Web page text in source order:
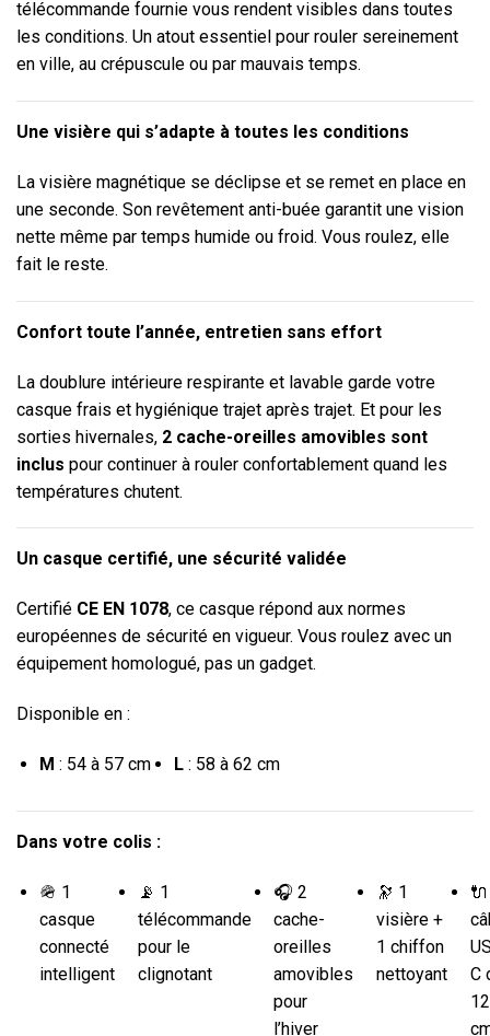
télécommande fournie vous rendent visibles dans toutes
les conditions. Un atout essentiel pour rouler sereinement
en ville, au crépuscule ou par mauvais temps.
Une visière qui s’adapte à toutes les conditions
La visière magnétique se déclipse et se remet en place en
une seconde. Son revêtement anti-buée garantit une vision
nette même par temps humide ou froid. Vous roulez, elle
fait le reste.
Confort toute l’année, entretien sans effort
La doublure intérieure respirante et lavable garde votre
casque frais et hygiénique trajet après trajet. Et pour les
sorties hivernales, 2 cache-oreilles amovibles sont
inclus pour continuer à rouler confortablement quand les
températures chutent.
Un casque certifié, une sécurité validée
Certifié CE EN 1078, ce casque répond aux normes
européennes de sécurité en vigueur. Vous roulez avec un
équipement homologué, pas un gadget.
Disponible en :
M : 54 à 57 cm L: 58 à 62 cm
Dans votre colis :
🪖 1
casque
connecté
intelligent
📡 1
télécommande
pour le
clignotant
🎧 2
cache-
oreilles
amovibles
pour
l’hiver
🔭 1
visière +
1 chiffon
nettoyant
C